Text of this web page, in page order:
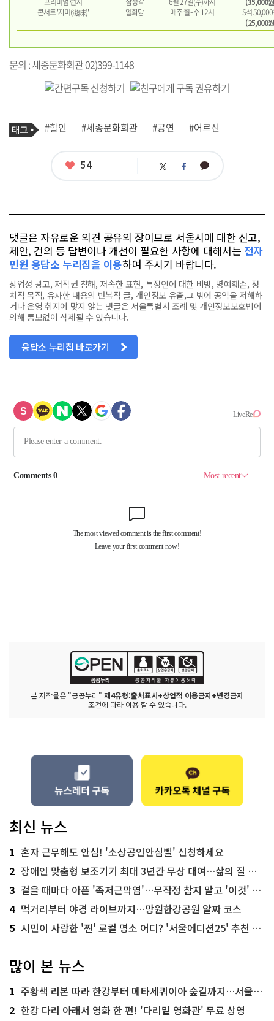
콘서트 '자미(滋味)'
일화당
매주 월~수 12시
S석
(25,000
문의 : 세종문화회관 02)399-1148
기
사
태
그
#할인 #세종문화회관 #공연 #어르신
좋
54 트 페 카
댓글은 자유로운 의견 공유의 장이므로 서울시에 대한 신고,
제안, 건의 등 답변이나 개선이 필요한 사항에 대해서는 전자
민원 응답소 누리집을 이용하여 주시기 바랍니다.
상업성 광고, 저작권 침해, 저속한 표현, 특정인에 대한 비방, 명예훼손, 정
치적 목적, 유사한 내용의 반복적 글, 개인정보 유출,그 밖에 공익을 저해하
거나 운영 취지에 맞지 않는 댓글은 서울특별시 조례 및 개인정보보호법에
의해 통보없이 삭제될 수 있습니다.
응답소 누리집 바로가기
본 저작물은 "공공누리" 제4유형:출처표시+상업적 이용금지+변경금지
조건에 따라 이용 할 수 있습니다.
최신 뉴스
1 혼자 근무해도 안심! '소상공인안심벨' 신청하세요
2 장애인 맞춤형 보조기기 최대 3년간 무상 대여…삶의 질 높인다
3 걸을 때마다 아픈 '족저근막염'…무작정 참지 말고 '이것' 해보세요!
4 먹거리부터 야경 라이브까지…망원한강공원 알짜 코스
5 시민이 사랑한 '찐' 로컬 명소 어디? '서울에디션25' 추천 코스
많이 본 뉴스
1 주황색 리본 따라 한강부터 메타세쿼이아 숲길까지…서울둘레길 15코스
2 한강 다리 아래서 영화 한 편! '다리밑 영화관' 무료 상영